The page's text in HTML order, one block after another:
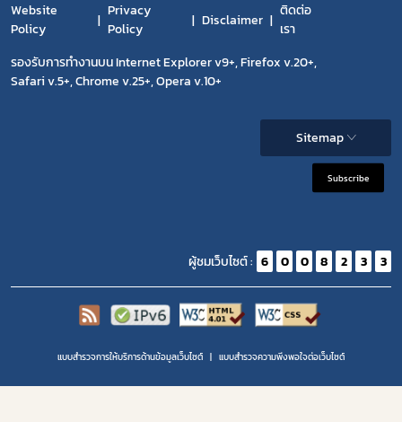
Website
Policy
Privacy
Policy
Disclaimer
ติดต่อ
เรา
รองรับการทำงานบน Internet Explorer v9+, Firefox v.20+,
Safari v.5+, Chrome v.25+, Opera v.10+
Sitemap
Subscribe
ผู้ชมเว็บไซต์ : 6 0 0 8 2 3 3
แบบสำรวจการให้บริการด้านข้อมูลเว็บไซต์ แบบสำรวจความพีงพอใจต่อเว็บไซต์